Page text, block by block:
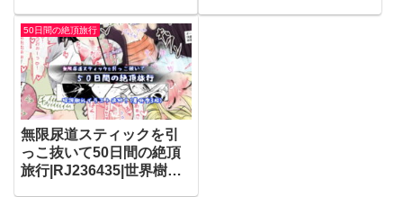
50日間の絶頂旅行
無限尿道スティックを引
っこ抜いて50日間の絶頂
旅行|RJ236435|世界樹の